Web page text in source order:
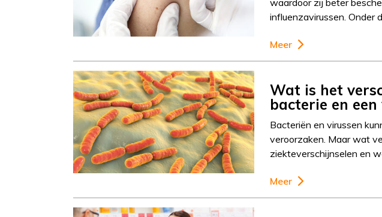
waardoor zij beter
influenzavirussen. Onder
Meer
Wat is het
bacterie en een
Bacteriën en virussen
veroorzaken. Maar wat
ziekteverschijnselen en
Meer